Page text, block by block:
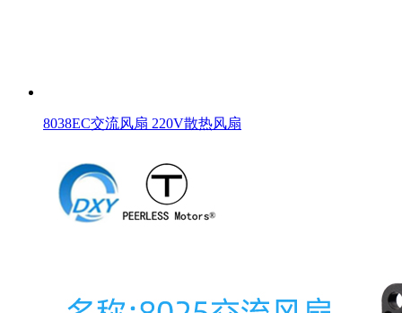
8038EC交流风扇 220V散热风扇